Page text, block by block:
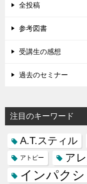
全投稿
参考図書
受講生の感想
過去のセミナー
注目のキーワード
A.T.スティル
アトピー ア
インパク